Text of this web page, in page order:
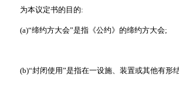
为本议定书的目的:
(a)“缔约方大会”是指《公约》的缔约方大会;
(b)“封闭使用”是指在一设施、装置或其他有形